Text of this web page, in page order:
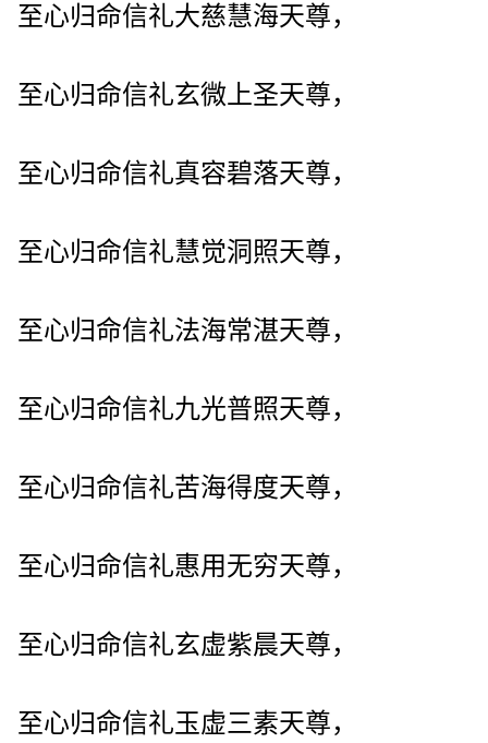
至心归命信礼大慈慧海天尊，
至心归命信礼玄微上圣天尊，
至心归命信礼真容碧落天尊，
至心归命信礼慧觉洞照天尊，
至心归命信礼法海常湛天尊，
至心归命信礼九光普照天尊，
至心归命信礼苦海得度天尊，
至心归命信礼惠用无穷天尊，
至心归命信礼玄虚紫晨天尊，
至心归命信礼玉虚三素天尊，